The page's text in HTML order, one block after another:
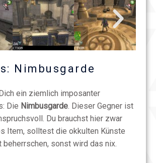
Nimbusgarde
ein ziemlich imposanter
Die Nimbusgarde . Dieser Gegner ist
Du brauchst hier zwar
Item, solltest die okkulten Künste
sonst wird das nix.